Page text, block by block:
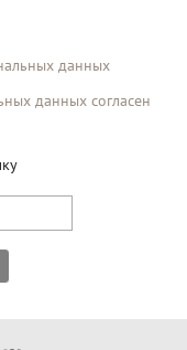
данных
данных согласен